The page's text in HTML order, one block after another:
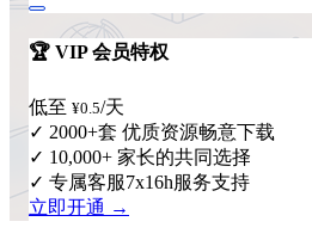
🏆 VIP 会员特权
低至 ¥0.5/天
✓ 2000+套 优质资源畅意下载
✓ 10,000+ 家长的共同选择
✓ 专属客服7x16h服务支持
立即开通 →